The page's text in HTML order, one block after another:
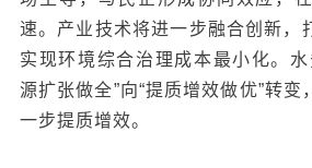
速。产业技术将进一步融合创新，
实现环境综合治理成本最小化。
源扩张做全”向“提质增效做优”转变
一步提质增效。